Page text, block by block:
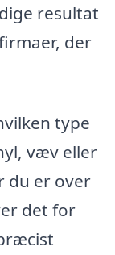
resultat
der
type
væv eller
du er over
det for